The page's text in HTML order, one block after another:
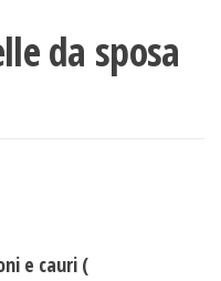
da sposa
e cauri (